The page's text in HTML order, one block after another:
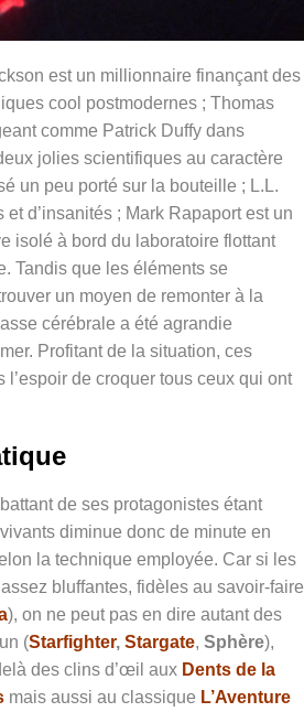
est un millionnaire finançant des
cool postmodernes ; Thomas
comme Patrick Duffy dans
jolies scientifiques au caractère
un peu porté sur la bouteille ; L.L.
d’insanités ; Mark Rapaport est un
isolé à bord du laboratoire flottant
Tandis que les éléments se
un moyen de remonter à la
cérébrale a été agrandie
Profitant de la situation, ces
de croquer tous ceux qui ont
de ses protagonistes étant
diminue donc de minute en
la technique employée. Car si les
bluffantes, fidèles au savoir-faire
), on ne peut pas en dire autant des
(Starfighter, Stargate, Sphère),
des clins d’œil aux Dents de la
mais aussi au classique L’Aventure